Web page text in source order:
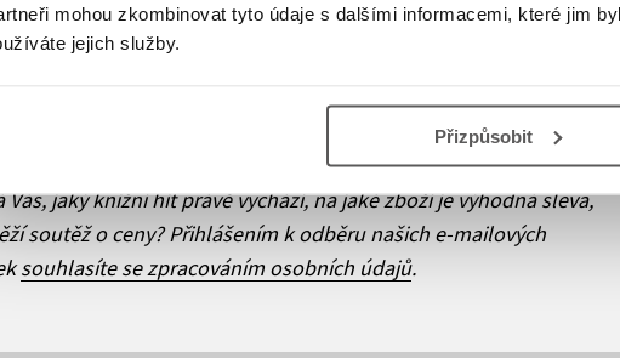
mohou zkombinovat tyto údaje s dalšími informacemi, které jim
jejich služby.
Přizpůsobit
to vědět jako první!
Vás, jaký knižní hit právě vychází, na jaké zboží je výhodná sleva,
soutěž o ceny? Přihlášením k odběru našich e-mailových
souhlasíte se zpracováním osobních údajů.